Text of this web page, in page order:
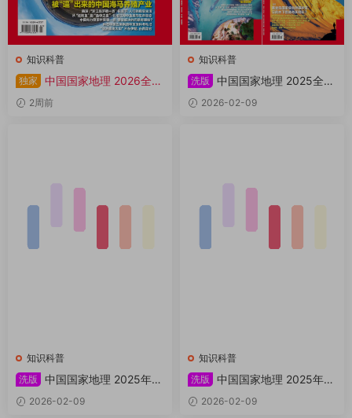
知识科普
独家
中国国家地理 2026全年
1-12月共12期 PDF
2周前
知识科普
洗版
中国国家地理 2025全年
共12本 PDF
2026-02-09
知识科普
洗版
中国国家地理 2025年增
刊：长白秘境吉线G311 PDF
2026-02-09
知识科普
洗版
中国国家地理 2025年特
刊：湖北神武峡 PDF
2026-02-09